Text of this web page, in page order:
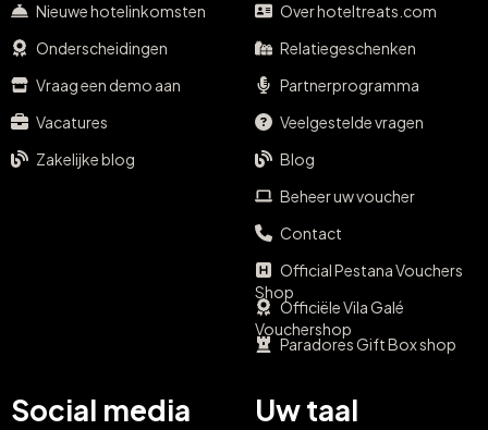
Nieuwe hotelinkomsten
Onderscheidingen
Vraag een demo aan
Vacatures
Zakelijke blog
Over hoteltreats.com
Relatiegeschenken
Partnerprogramma
Veelgestelde vragen
Blog
Beheer uw voucher
Contact
Official Pestana Vouchers
Shop
Officiële Vila Galé
Vouchershop
Paradores Gift Box shop
Social media Uw taal